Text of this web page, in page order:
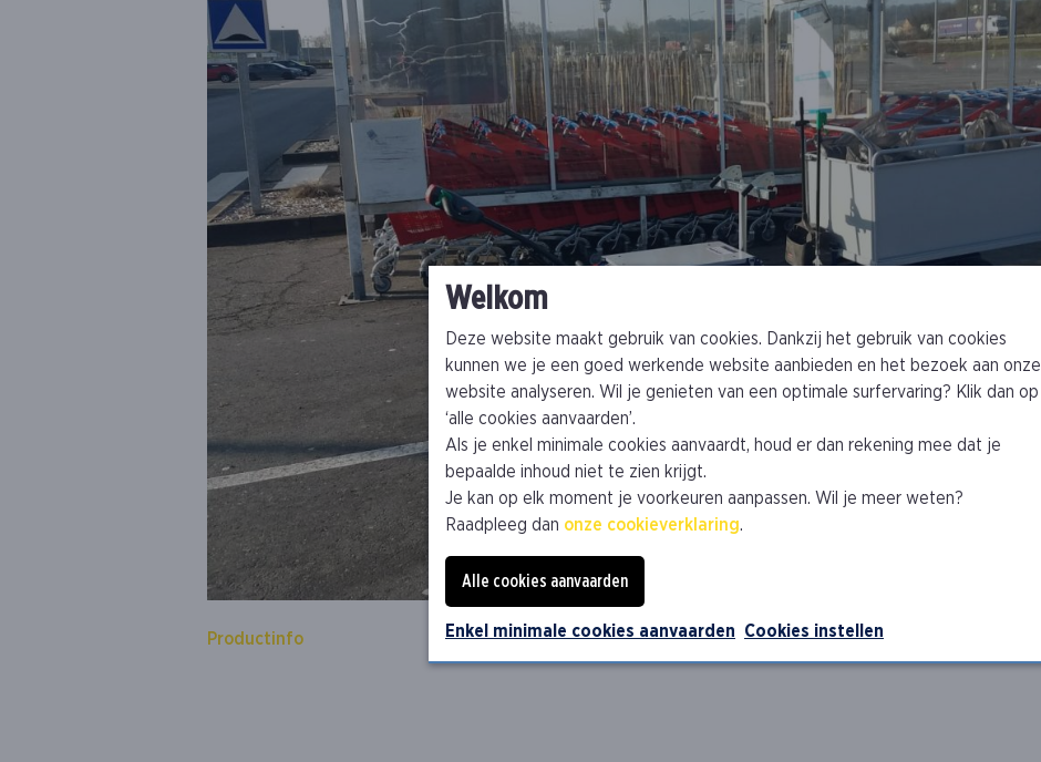
Productinfo
Welkom
Deze website maakt gebruik van cookies. Dankzij het gebruik van cookies
kunnen we je een goed werkende website aanbieden en het bezoek aan onze
website analyseren. Wil je genieten van een optimale surfervaring? Klik dan op
‘alle cookies aanvaarden’.
Als je enkel minimale cookies aanvaardt, houd er dan rekening mee dat je
bepaalde inhoud niet te zien krijgt.
Je kan op elk moment je voorkeuren aanpassen. Wil je meer weten?
Raadpleeg dan onze cookieverklaring.
Alle cookies aanvaarden
Enkel minimale cookies aanvaarden Cookies instellen